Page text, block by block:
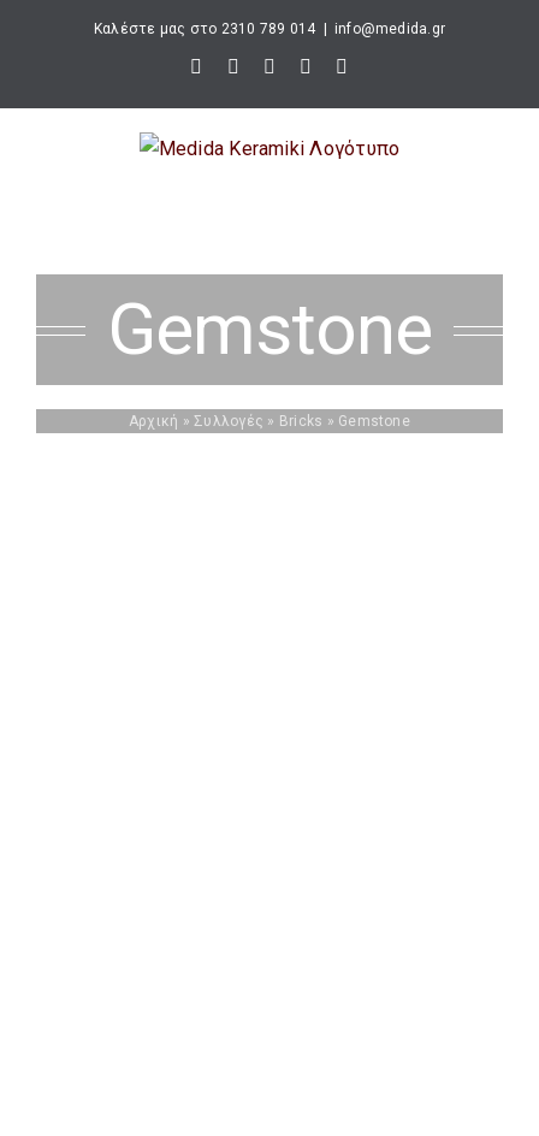
Καλέστε μας στο 2310 789 014 info@medida.gr
FacebookInstagram
GoogleEmail
Gemstone
Αρχική »Συλλογές » Bricks » Gemstone